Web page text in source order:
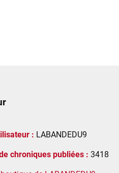
: LABANDEDU9
chroniques publiées : 3418